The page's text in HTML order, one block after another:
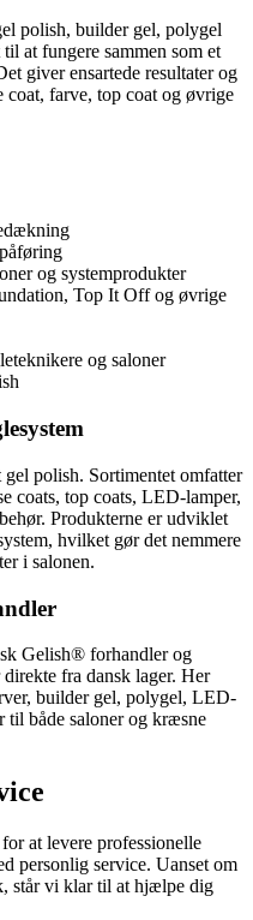
polish, builder gel, polygel
at fungere sammen som et
giver ensartede resultater og
coat, farve, top coat og øvrige
og systemprodukter
Top It Off og øvrige
og saloner
polish. Sortimentet omfatter
coats, top coats, LED-lamper,
Produkterne er udviklet
hvilket gør det nemmere
i salonen.
Gelish® forhandler og
fra dansk lager. Her
builder gel, polygel, LED-
til både saloner og kræsne
at levere professionelle
personlig service. Uanset om
står vi klar til at hjælpe dig